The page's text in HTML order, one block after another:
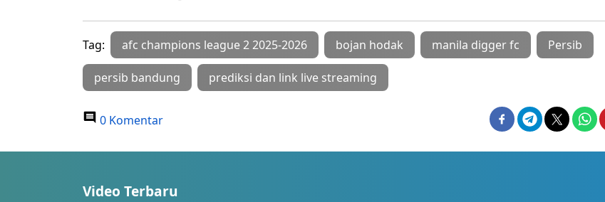
Tag: afc champions league 2 2025-2026 bojan hodak manila digger fc Persib
persib bandung prediksi dan link live streaming
0 Komentar
Video Terbaru